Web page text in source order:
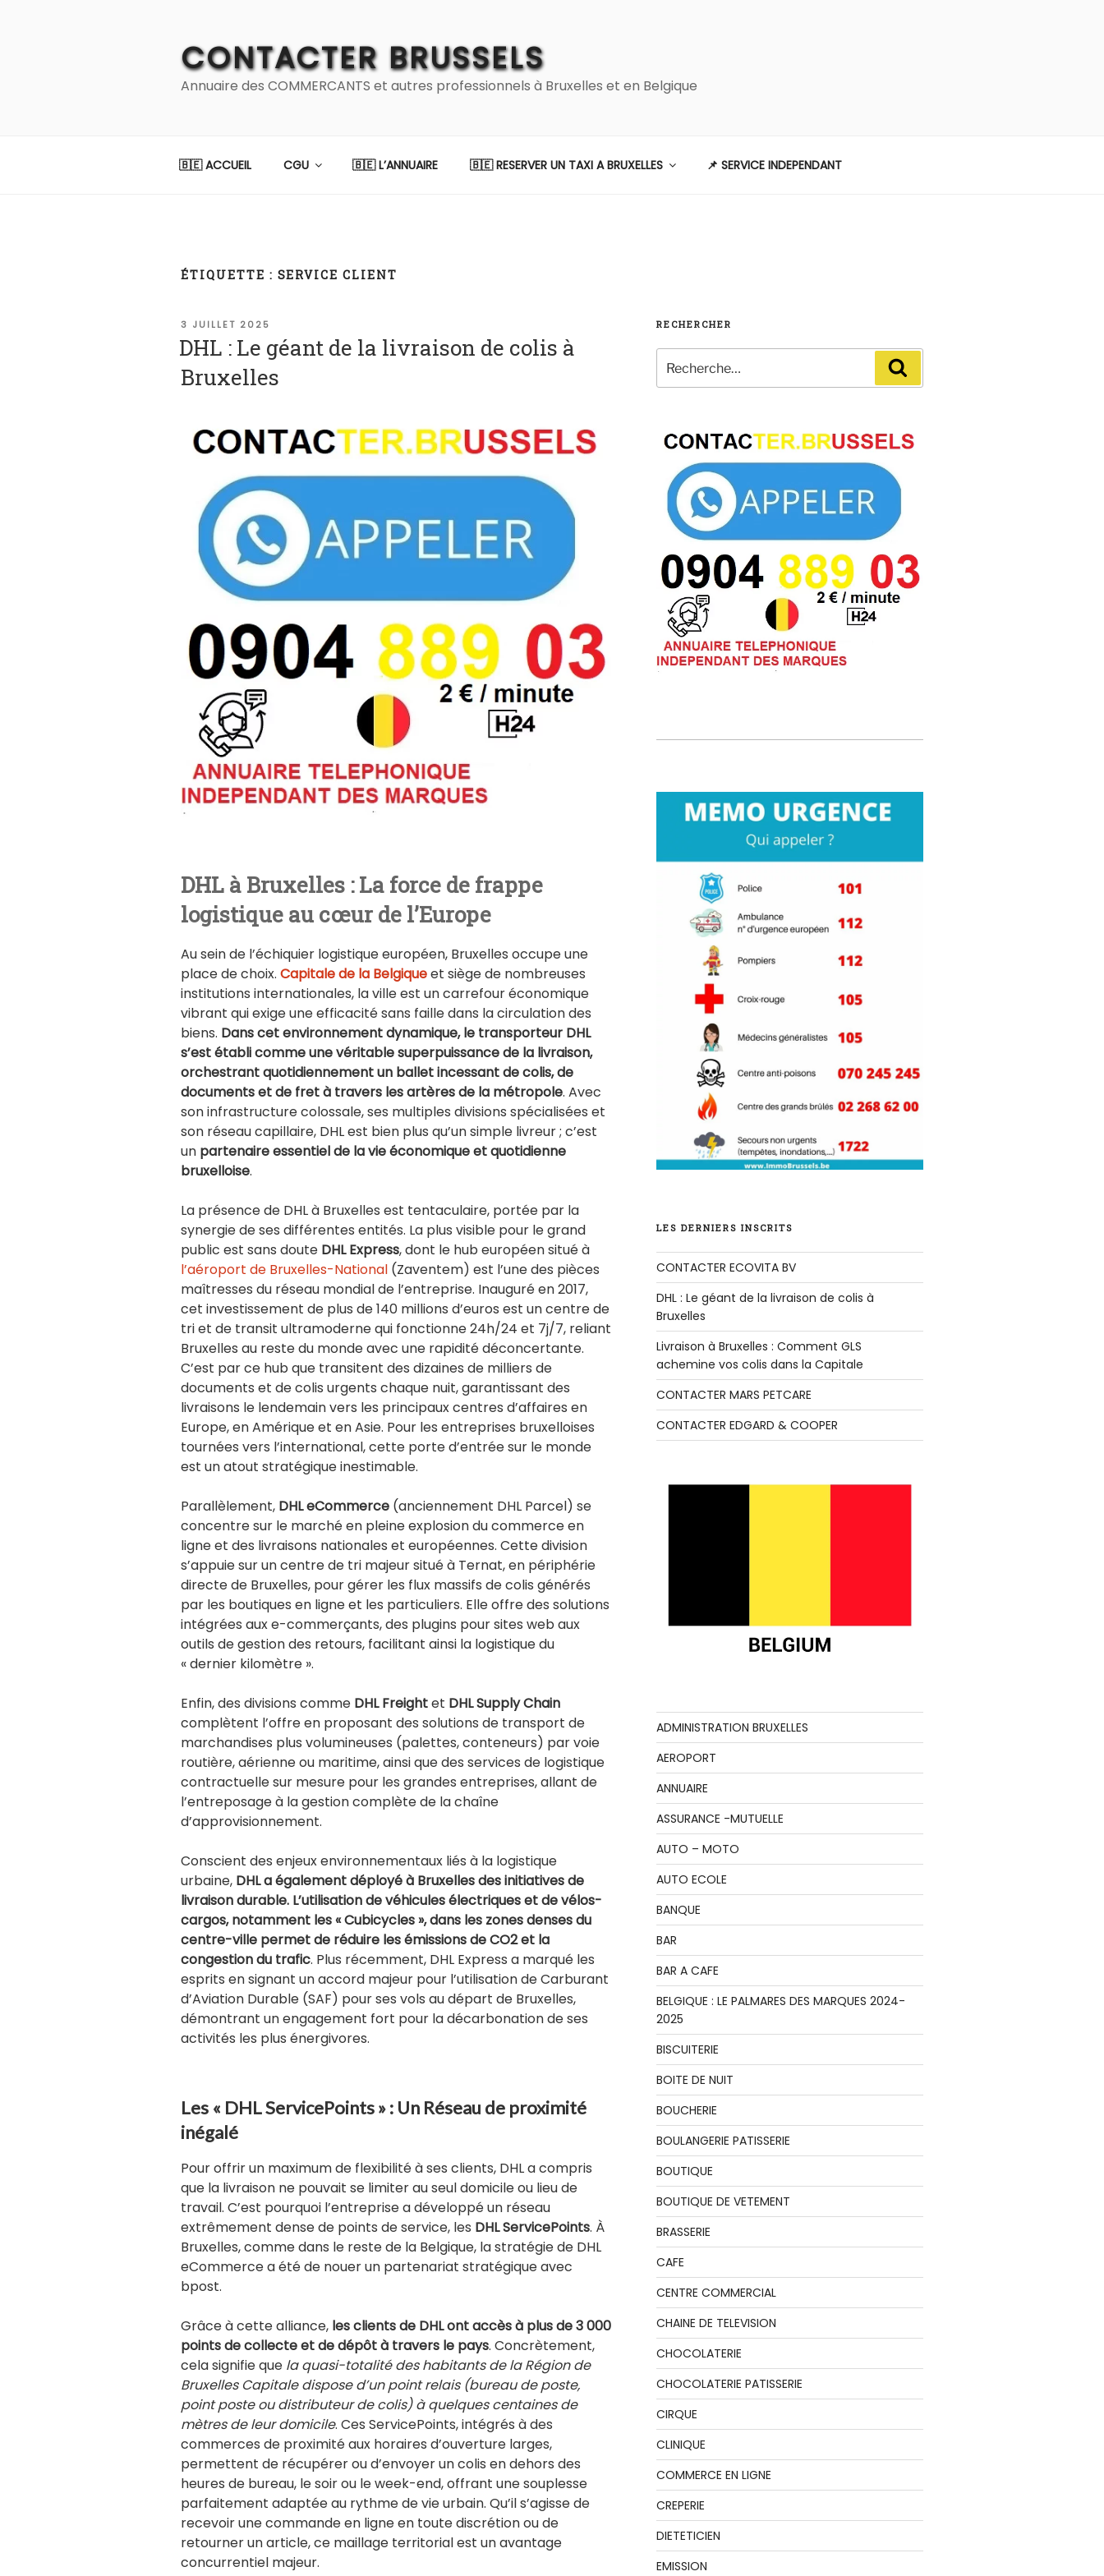
CONTACTER BRUSSELS
Annuaire des COMMERCANTS et autres professionnels à Bruxelles et en Belgique
🇧🇪 ACCUEIL CGU 🇧🇪 L’ANNUAIRE 🇧🇪 RESERVER UN TAXI A BRUXELLES 📌 SERVICE INDEPENDANT
ÉTIQUETTE : SERVICE CLIENT
PUBLIÉ
3 JUILLET 2025
DHL : Le géant de la livraison de colis à
Bruxelles
DHL à Bruxelles : La force de frappe
logistique au cœur de l’Europe
Au sein de l’échiquier logistique européen, Bruxelles occupe une
place de choix. Capitale de la Belgiqueet siège de nombreuses
institutions internationales, la ville est un carrefour économique
vibrant qui exige une efficacité sans faille dans la circulation des
biens. Dans cet environnement dynamique, le transporteur DHL
s’est établi comme une véritable superpuissance de la livraison,
orchestrant quotidiennement un ballet incessant de colis, de
documents et de fret à travers les artères de la métropole. Avec
son infrastructure colossale, ses multiples divisions spécialisées et
son réseau capillaire, DHL est bien plus qu’un simple livreur ; c’est
un partenaire essentiel de la vie économique et quotidienne
bruxelloise.
La présence de DHL à Bruxelles est tentaculaire, portée par la
synergie de ses différentes entités. La plus visible pour le grand
public est sans doute DHL Express, dont le hub européen situé à
l’aéroport de Bruxelles-National (Zaventem) est l’une des pièces
maîtresses du réseau mondial de l’entreprise. Inauguré en 2017,
cet investissement de plus de 140 millions d’euros est un centre de
tri et de transit ultramoderne qui fonctionne 24h/24 et 7j/7, reliant
Bruxelles au reste du monde avec une rapidité déconcertante.
C’est par ce hub que transitent des dizaines de milliers de
documents et de colis urgents chaque nuit, garantissant des
livraisons le lendemain vers les principaux centres d’affaires en
Europe, en Amérique et en Asie. Pour les entreprises bruxelloises
tournées vers l’international, cette porte d’entrée sur le monde
est un atout stratégique inestimable.
Parallèlement, DHL eCommerce (anciennement DHL Parcel) se
concentre sur le marché en pleine explosion du commerce en
ligne et des livraisons nationales et européennes. Cette division
s’appuie sur un centre de tri majeur situé à Ternat, en périphérie
directe de Bruxelles, pour gérer les flux massifs de colis générés
par les boutiques en ligne et les particuliers. Elle offre des solutions
intégrées aux e-commerçants, des plugins pour sites web aux
outils de gestion des retours, facilitant ainsi la logistique du
« dernier kilomètre ».
Enfin, des divisions comme DHL Freightet DHL Supply Chain
complètent l’offre en proposant des solutions de transport de
marchandises plus volumineuses (palettes, conteneurs) par voie
routière, aérienne ou maritime, ainsi que des services de logistique
contractuelle sur mesure pour les grandes entreprises, allant de
l’entreposage à la gestion complète de la chaîne
d’approvisionnement.
Conscient des enjeux environnementaux liés à la logistique
urbaine, DHL a également déployé à Bruxelles des initiatives de
livraison durable. L’utilisation de véhicules électriques et de vélos-
cargos, notamment les « Cubicycles », dans les zones denses du
centre-ville permet de réduire les émissions de CO2 et la
congestion du trafic. Plus récemment, DHL Express a marqué les
esprits en signant un accord majeur pour l’utilisation de Carburant
d’Aviation Durable (SAF) pour ses vols au départ de Bruxelles,
démontrant un engagement fort pour la décarbonation de ses
activités les plus énergivores.
Les « DHL ServicePoints » : Un Réseau de proximité
inégalé
Pour offrir un maximum de flexibilité à ses clients, DHL a compris
que la livraison ne pouvait se limiter au seul domicile ou lieu de
travail. C’est pourquoi l’entreprise a développé un réseau
extrêmement dense de points de service, les DHL ServicePoints. À
Bruxelles, comme dans le reste de la Belgique, la stratégie de DHL
eCommerce a été de nouer un partenariat stratégique avec
bpost.
Grâce à cette alliance, les clients de DHL ont accès à plus de 3 000
points de collecte et de dépôt à travers le pays. Concrètement,
cela signifie que la quasi-totalité des habitants de la Région de
Bruxelles Capitale dispose d’un point relais (bureau de poste,
point poste ou distributeur de colis) à quelques centaines de
mètres de leur domicile. Ces ServicePoints, intégrés à des
commerces de proximité aux horaires d’ouverture larges,
permettent de récupérer ou d’envoyer un colis en dehors des
heures de bureau, le soir ou le week-end, offrant une souplesse
parfaitement adaptée au rythme de vie urbain. Qu’il s’agisse de
recevoir une commande en ligne en toute discrétion ou de
retourner un article, ce maillage territorial est un avantage
concurrentiel majeur.
RECHERCHER
pour
:
LES DERNIERS INSCRITS
CONTACTER ECOVITA BV
DHL : Le géant de la livraison de colis à
Bruxelles
Livraison à Bruxelles : Comment GLS
achemine vos colis dans la Capitale
CONTACTER MARS PETCARE
CONTACTER EDGARD & COOPER
ADMINISTRATION BRUXELLES
AEROPORT
ANNUAIRE
ASSURANCE -MUTUELLE
AUTO – MOTO
AUTO ECOLE
BANQUE
BAR
BAR A CAFE
BELGIQUE : LE PALMARES DES MARQUES 2024-
2025
BISCUITERIE
BOITE DE NUIT
BOUCHERIE
BOULANGERIE PATISSERIE
BOUTIQUE
BOUTIQUE DE VETEMENT
BRASSERIE
CAFE
CENTRE COMMERCIAL
CHAINE DE TELEVISION
CHOCOLATERIE
CHOCOLATERIE PATISSERIE
CIRQUE
CLINIQUE
COMMERCE EN LIGNE
CREPERIE
DIETETICIEN
EMISSION